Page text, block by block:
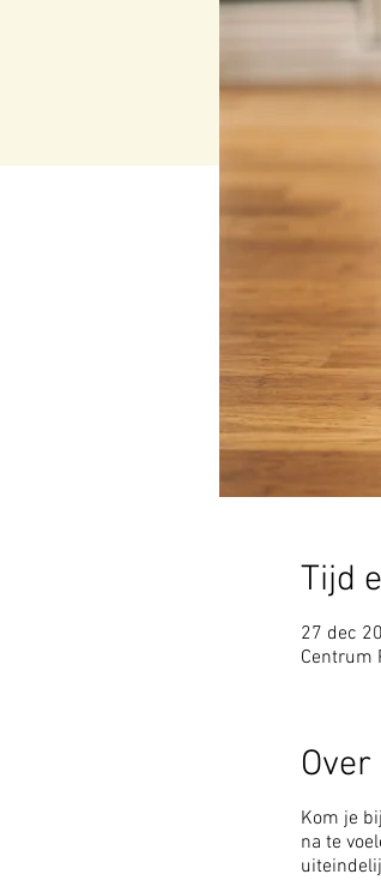
Tijd
27 dec
Centrum
Kom je
na te